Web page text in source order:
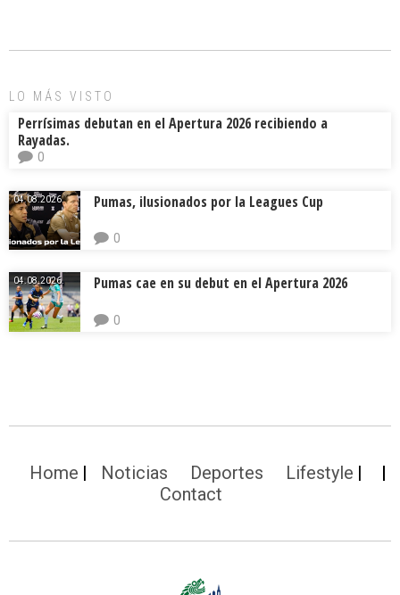
o
d ar
LO MÁS VISTO
Perrísimas debutan en el Apertura 2026 recibiendo a
Rayadas.
0
04.08.2026. Pumas, ilusionados por la Leagues Cup
0
04.08.2026. Pumas cae en su debut en el Apertura 2026
0
Home Noticias Deportes
Lifestyle
Contact